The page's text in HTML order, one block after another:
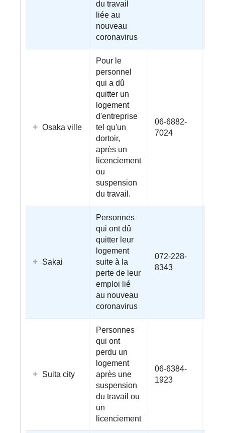
du travail
liée au
nouveau
coronavirus
Osaka ville
Pour le
personnel
qui a dû
quitter un
logement
d'entreprise
tel qu'un
dortoir,
après un
licenciement
ou
suspension
du travail.
06-6882-
7024
Sakai
Personnes
qui ont dû
quitter leur
logement
suite à la
perte de leur
emploi lié
au nouveau
coronavirus
072‐228‐
8343
Suita city
Personnes
qui ont
perdu un
logement
après une
suspension
du travail ou
un
licenciement
06-6384-
1923